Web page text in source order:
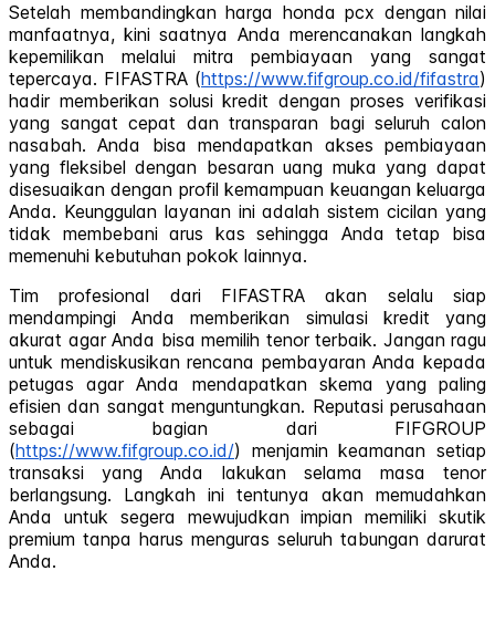
Setelah membandingkan harga honda pcx dengan nilai
manfaatnya, kini saatnya Anda merencanakan langkah
kepemilikan melalui mitra pembiayaan yang sangat
tepercaya. FIFASTRA (https://www.fifgroup.co.id/fifastra)
hadir memberikan solusi kredit dengan proses verifikasi
yang sangat cepat dan transparan bagi seluruh calon
nasabah. Anda bisa mendapatkan akses pembiayaan
yang fleksibel dengan besaran uang muka yang dapat
disesuaikan dengan profil kemampuan keuangan keluarga
Anda. Keunggulan layanan ini adalah sistem cicilan yang
tidak membebani arus kas sehingga Anda tetap bisa
memenuhi kebutuhan pokok lainnya.
Tim profesional dari FIFASTRA akan selalu siap
mendampingi Anda memberikan simulasi kredit yang
akurat agar Anda bisa memilih tenor terbaik. Jangan ragu
untuk mendiskusikan rencana pembayaran Anda kepada
petugas agar Anda mendapatkan skema yang paling
efisien dan sangat menguntungkan. Reputasi perusahaan
sebagai bagian dari FIFGROUP
(https://www.fifgroup.co.id/) menjamin keamanan setiap
transaksi yang Anda lakukan selama masa tenor
berlangsung. Langkah ini tentunya akan memudahkan
Anda untuk segera mewujudkan impian memiliki skutik
premium tanpa harus menguras seluruh tabungan darurat
Anda.